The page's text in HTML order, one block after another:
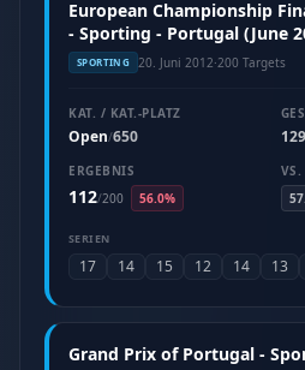
European Championship
- Sporting - Portugal (June
SPORTING 20. Juni 2012·200 Targets
KAT. / KAT.-PLATZ
Open/650
ERGEBNIS
112/200 56.0%
VS.
SERIEN
17 14 15 12 14 13
Grand Prix of Portugal -